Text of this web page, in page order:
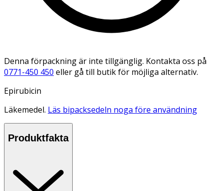
Denna förpackning är inte tillgänglig. Kontakta oss på
0771-450 450 eller gå till butik för möjliga alternativ.
Epirubicin
Läkemedel. Läs bipacksedeln noga före användning
Produktfakta